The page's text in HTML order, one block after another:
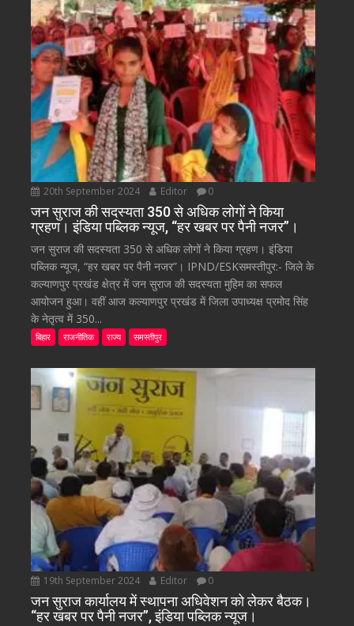
20th September 2024 Editor 0
जन सुराज की सदस्यता 350 से अधिक लोगों ने किया
ग्रहण। इंडिया पब्लिक न्यूज, “हर खबर पर पैनी नजर”।
जन सुराज की सदस्यता 350 से अधिक लोगों ने किया ग्रहण। इंडिया
पब्लिक न्यूज, “हर खबर पर पैनी नजर”। IPND/ESKसमस्तीपुर:- जिले के
कल्याणपुर प्रखंड क्षेत्र में जन सुराज की सदस्यता मुहिम का सफल
आयोजन हुआ। वहीं आज कल्याणपुर प्रखंड में जिला उपाध्यक्ष प्रमोद सिंह
के नेतृत्व में 350...
बिहार राजनीतिक राज्य समस्तीपुर
19th September 2024 Editor 0
जन सुराज कार्यालय में स्थापना अधिवेशन को लेकर बैठक।
“हर खबर पर पैनी नजर”, इंडिया पब्लिक न्यूज।